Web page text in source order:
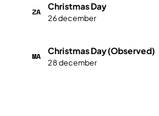
ZA
Christmas Day
26 december
MA
Christmas Day (Observed)
28 december